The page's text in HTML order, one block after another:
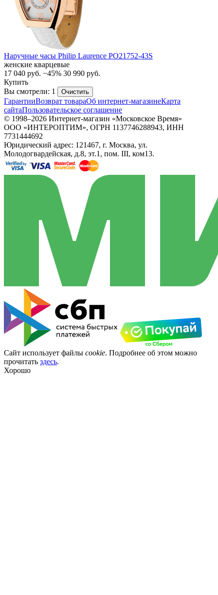
Наручные часы Philip Laurence PO21752-43S
женские кварцевые
17 040 руб. −45% 30 990 руб.
Купить
Вы смотрели: 1
Очистить
ГарантииВозврат товараОб интернет-магазинеКарта
сайтаПользовательское соглашение
© 1998–2026 Интернет-магазин «Московское Время»
ООО «ИНТЕРОПТИМ», ОГРН 1137746288943, ИНН
7731444692
Юридический адрес: 121467, г. Москва, ул.
Молодогвардейская, д.8, эт.1, пом. III, ком13.
Сайт использует файлы cookie. Подробнее об этом можно
прочитать здесь.
Хорошо